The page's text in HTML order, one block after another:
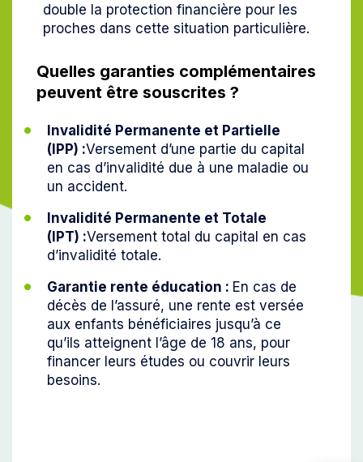
double la protection financière pour les
proches dans cette situation particulière.
Quelles garanties complémentaires
peuvent être souscrites ?
Invalidité Permanente et Partielle
(IPP) :Versement d’une partie du capital
en cas d’invalidité due à une maladie ou
un accident.
Invalidité Permanente et Totale
(IPT) :Versement total du capital en cas
d’invalidité totale.
Garantie rente éducation : En cas de
décès de l’assuré, une rente est versée
aux enfants bénéficiaires jusqu’à ce
qu’ils atteignent l’âge de 18 ans, pour
financer leurs études ou couvrir leurs
besoins.